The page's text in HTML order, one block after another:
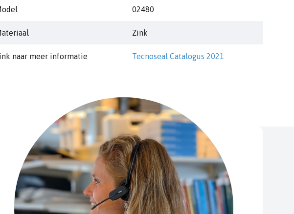
24mm
02480
Zink
naar meer informatie Tecnoseal Catalogus 2021